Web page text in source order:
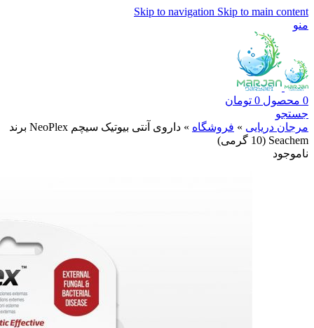
Skip to navigation Skip to main content
منو
0 محصول 0 تومان
جستجو
مرجان دریایی » فروشگاه »
داروی آنتی بیوتیک سیچم NeoPlex برند
Seachem (10 گرمی)
ناموجود